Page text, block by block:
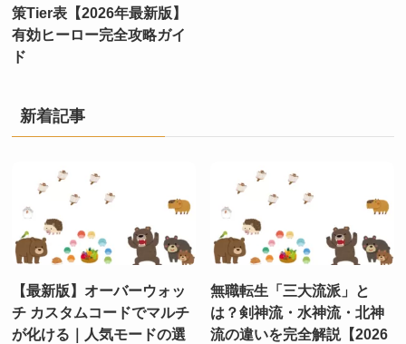
策Tier表【2026年最新版】
有効ヒーロー完全攻略ガイ
ド
新着記事
【最新版】オーバーウォッ
チ カスタムコードでマルチ
が化ける｜人気モードの選
無職転生「三大流派」と
は？剣神流・水神流・北神
流の違いを完全解説【2026